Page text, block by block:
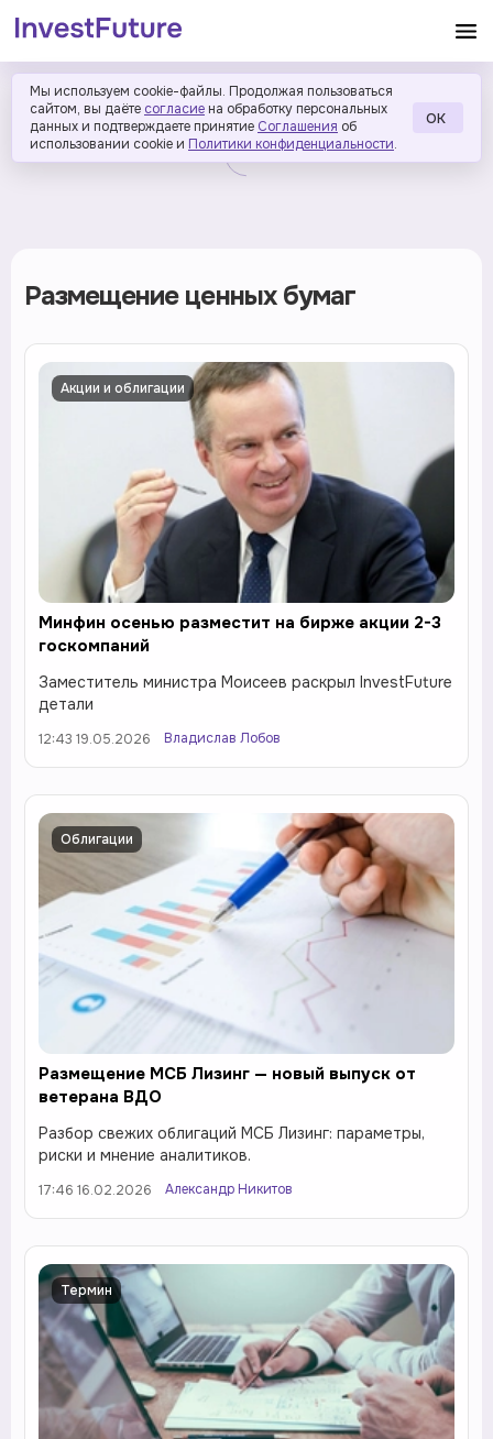
Мы используем cookie-файлы. Продолжая пользоваться
сайтом, вы даёте согласие на обработку персональных
данных и подтверждаете принятие Соглашения об
использовании cookie и Политики конфиденциальности.
ОК
Размещение ценных бумаг
Акции и облигации
Минфин осенью разместит на бирже акции 2-3
госкомпаний
Заместитель министра Моисеев раскрыл InvestFuture
детали
12:43 19.05.2026 Владислав Лобов
Облигации
Размещение МСБ Лизинг — новый выпуск от
ветерана ВДО
Разбор свежих облигаций МСБ Лизинг: параметры,
риски и мнение аналитиков.
17:46 16.02.2026 Александр Никитов
Термин